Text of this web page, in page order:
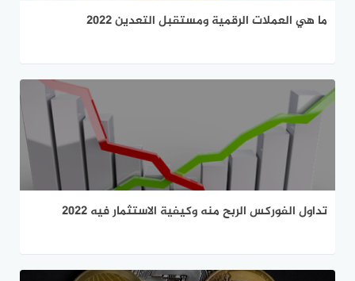
ما هي العملات الرقمية ومستقبل التعدين 2022
تداول الفوركس الربح منه وكيفية الاستثمار فيه 2022